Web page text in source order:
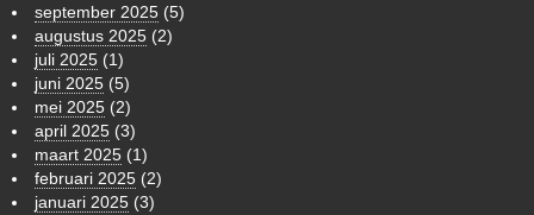
september 2025 (5)
augustus 2025 (2)
juli 2025 (1)
juni 2025 (5)
mei 2025 (2)
april 2025 (3)
maart 2025 (1)
februari 2025 (2)
januari 2025 (3)